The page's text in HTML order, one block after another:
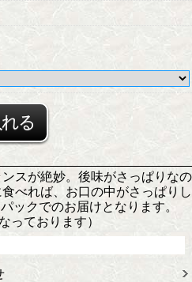
スが絶妙。後味がさっぱりなの
べれば、お口の中がさっぱりし
ックでのお届けとなります。
っております）